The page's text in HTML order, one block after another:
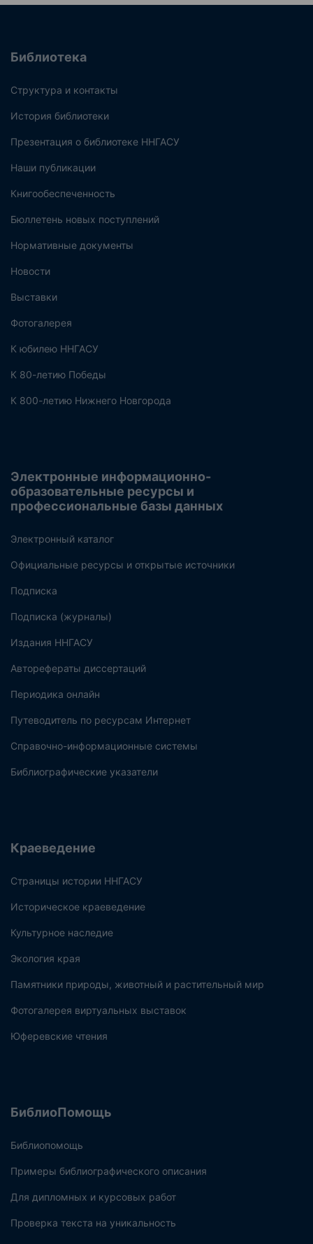
Библиотека
Структура и контакты
История библиотеки
Презентация о библиотеке ННГАСУ
Наши публикации
Книгообеспеченность
Бюллетень новых поступлений
Нормативные документы
Новости
Выставки
Фотогалерея
К юбилею ННГАСУ
К 80-летию Победы
К 800-летию Нижнего Новгорода
Электронные информационно-
образовательные ресурсы и
профессиональные базы данных
Электронный каталог
Официальные ресурсы и открытые источники
Подписка
Подписка (журналы)
Издания ННГАСУ
Авторефераты диссертаций
Периодика онлайн
Путеводитель по ресурсам Интернет
Справочно-информационные системы
Библиографические указатели
Краеведение
Страницы истории ННГАСУ
Историческое краеведение
Культурное наследие
Экология края
Памятники природы, животный и растительный мир
Фотогалерея виртуальных выставок
Юферевские чтения
БиблиоПомощь
Библиопомощь
Примеры библиографического описания
Для дипломных и курсовых работ
Проверка текста на уникальность